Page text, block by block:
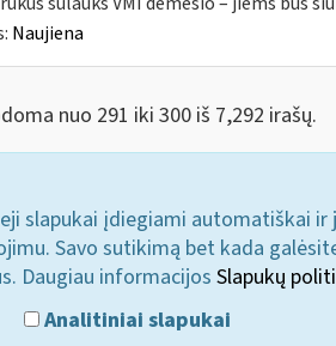
Naujiena
nuo 291 iki 300 iš 7,292 irašų.
slapukai įdiegiami automatiškai ir
Savo sutikimą bet kada
Daugiau informacijos Slapukų
Analitiniai slapukai